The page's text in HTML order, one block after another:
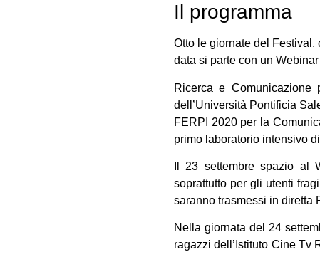
Il programma
Otto le giornate del Festival,
data si parte con un
Ricerca e Comunicazione
dell’Università Pontificia
FERPI 2020 per la
primo laboratorio intensivo
Il 23 settembre spazio al
soprattutto per gli utenti
saranno trasmessi in diretta
Nella giornata del 24
ragazzi dell’Istituto Cine Tv